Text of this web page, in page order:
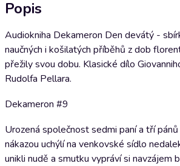
Popis
Audiokniha Dekameron Den devátý -
naučných i košilatých příběhů z dob
přežily svou dobu. Klasické dílo
Rudolfa Pellara.
Dekameron #9
Urozená společnost sedmi paní a tří
nákazou uchýlí na venkovské sídlo
unikli nudě a smutku vypráví si navzájem